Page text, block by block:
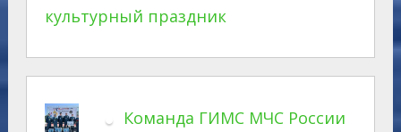
культурный праздник
Команда ГИМС МЧС России